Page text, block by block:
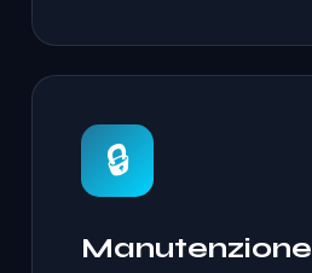
🔒
Manutenzione